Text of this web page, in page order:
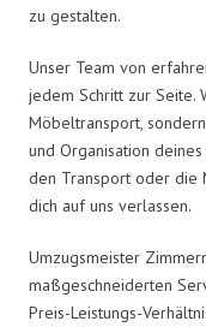
zu gestalten.
Unser Team von
jedem Schritt zur Seite.
Möbeltransport,
und Organisation
den Transport oder die
dich auf uns verlassen.
Umzugsmeister
maßgeschneiderten
Preis-Leistungs-